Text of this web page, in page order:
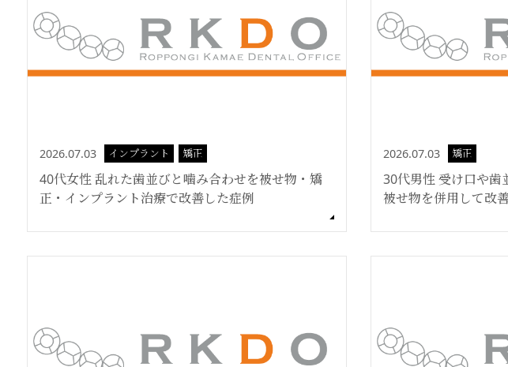
2026.07.03 インプラント 矯正
40代女性 乱れた歯並びと噛み合わせを被せ物・矯
正・インプラント治療で改善した症例
2026.07.03 矯正
30代男性 受け口や歯
被せ物を併用して改